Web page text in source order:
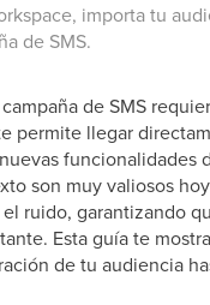
importa tu
de SMS.
de SMS
permite llegar
funcionalidades
son muy valiosos
ruido, garantizando
Esta guía te
de tu audiencia